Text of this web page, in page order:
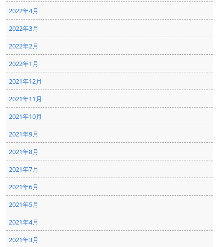
2022年4月
2022年3月
2022年2月
2022年1月
2021年12月
2021年11月
2021年10月
2021年9月
2021年8月
2021年7月
2021年6月
2021年5月
2021年4月
2021年3月